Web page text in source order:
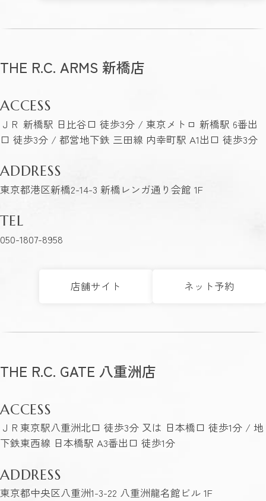
THE R.C. ARMS 新橋店
ACCESS
ＪＲ 新橋駅 日比谷口 徒歩3分 / 東京メトロ 新橋駅 6番出
口 徒歩3分 / 都営地下鉄 三田線 内幸町駅 A1出口 徒歩3分
ADDRESS
東京都港区新橋2-14-3 新橋レンガ通り会館 1F
TEL
050-1807-8958
店舗サイト ネット予約
THE R.C. GATE 八重洲店
ACCESS
ＪＲ東京駅八重洲北口 徒歩3分 又は 日本橋口 徒歩1分 / 地
下鉄東西線 日本橋駅 A3番出口 徒歩1分
ADDRESS
東京都中央区八重洲1-3-22 八重洲龍名館ビル 1F